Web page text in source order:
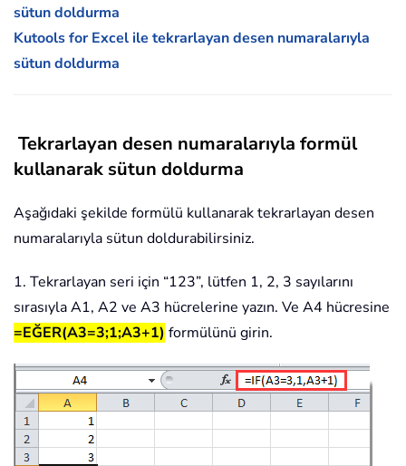
sütun doldurma
Kutools for Excel ile tekrarlayan desen numaralarıyla
sütun doldurma
Tekrarlayan desen numaralarıyla formül
kullanarak sütun doldurma
Aşağıdaki şekilde formülü kullanarak tekrarlayan desen
numaralarıyla sütun doldurabilirsiniz.
1. Tekrarlayan seri için “123”, lütfen 1, 2, 3 sayılarını
sırasıyla A1, A2 ve A3 hücrelerine yazın. Ve A4 hücresine
=EĞER(A3=3;1;A3+1) formülünü girin.